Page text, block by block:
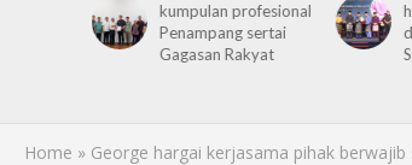
kumpulan profesional
Penampang sertai
Gagasan Rakyat
Home » George hargai kerjasama pihak